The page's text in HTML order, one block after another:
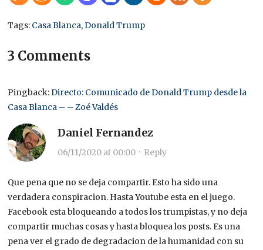
Tags: Casa Blanca,Donald Trump
3 Comments
Pingback:Directo: Comunicado de Donald Trump desde la
Casa Blanca – – Zoé Valdés
Daniel Fernandez
06/11/2020 at 00:00 · Reply
Que pena que no se deja compartir. Esto ha sido una
verdadera conspiracion. Hasta Youtube esta en el juego.
Facebook esta bloqueando a todos los trumpistas, y no deja
compartir muchas cosas y hasta bloquea los posts. Es una
pena ver el grado de degradacion de la humanidad con su